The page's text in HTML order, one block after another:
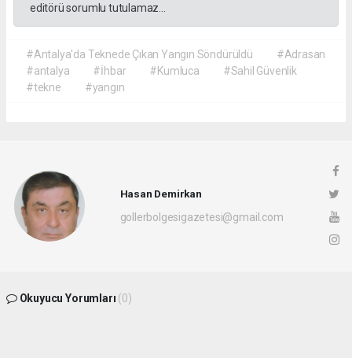
editörü sorumlu tutulamaz...
#Antalya'da Teknede Çıkan Yangın Söndürüldü
#Adrasan
#antalya
#İhbar #Kumluca
#Sahil Güvenlik
#tekne
#yangın
Hasan Demirkan
gollerbolgesigazetesi@gmail.com
Okuyucu Yorumları (0)